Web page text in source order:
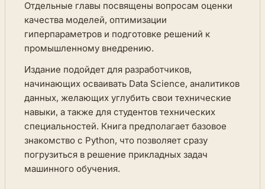
Отдельные главы посвящены вопросам оценки
качества моделей, оптимизации
гиперпараметров и подготовке решений к
промышленному внедрению.
Издание подойдет для разработчиков,
начинающих осваивать Data Science, аналитиков
данных, желающих углубить свои технические
навыки, а также для студентов технических
специальностей. Книга предполагает базовое
знакомство с Python, что позволяет сразу
погрузиться в решение прикладных задач
машинного обучения.